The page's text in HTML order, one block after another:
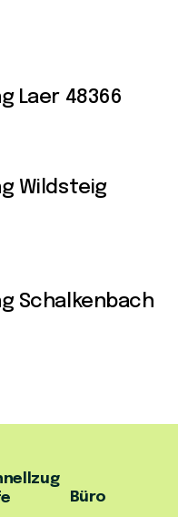
Laer 48366
Wildsteig
Schalkenbach
Büro